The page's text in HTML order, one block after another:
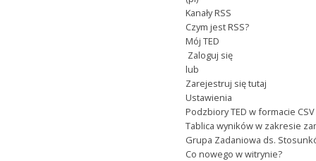
Kanały RSS
Czym jest RSS?
Mój TED
Zaloguj się
lub
Zarejestruj się tutaj
Ustawienia
Podzbiory TED w formacie CSV
Tablica wyników w zakresie
Grupa Zadaniowa ds.
Co nowego w witrynie?